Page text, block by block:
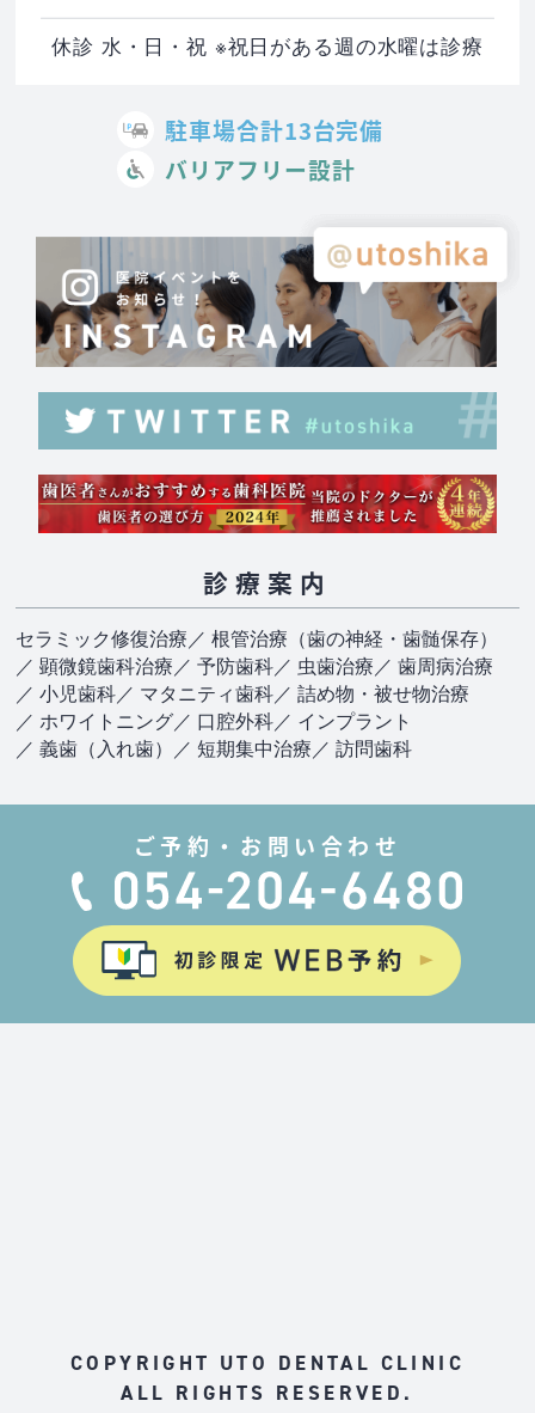
休診 水・日・祝 ※祝日がある週の水曜は診療
駐車場合計13台完備
バリアフリー設計
診療案内
セラミック修復治療／ 根管治療（歯の神経・歯髄保存）
／ 顕微鏡歯科治療／ 予防歯科／ 虫歯治療／ 歯周病治療
／ 小児歯科／ マタニティ歯科／ 詰め物・被せ物治療
／ ホワイトニング／ 口腔外科／ インプラント
／ 義歯（入れ歯） ／ 短期集中治療／ 訪問歯科
ご予約・お問い合わせ
COPYRIGHT UTO DENTAL CLINIC
ALL RIGHTS RESERVED.